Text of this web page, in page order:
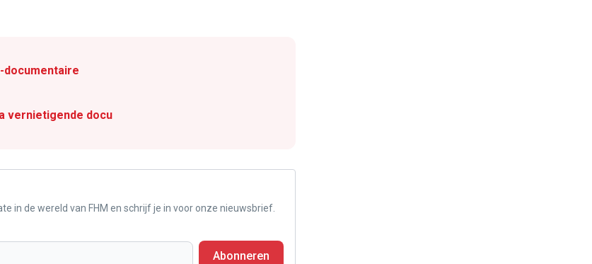
documentaire
vernietigende docu
in de wereld van FHM en schrijf je in voor onze nieuwsbrief.
Abonneren